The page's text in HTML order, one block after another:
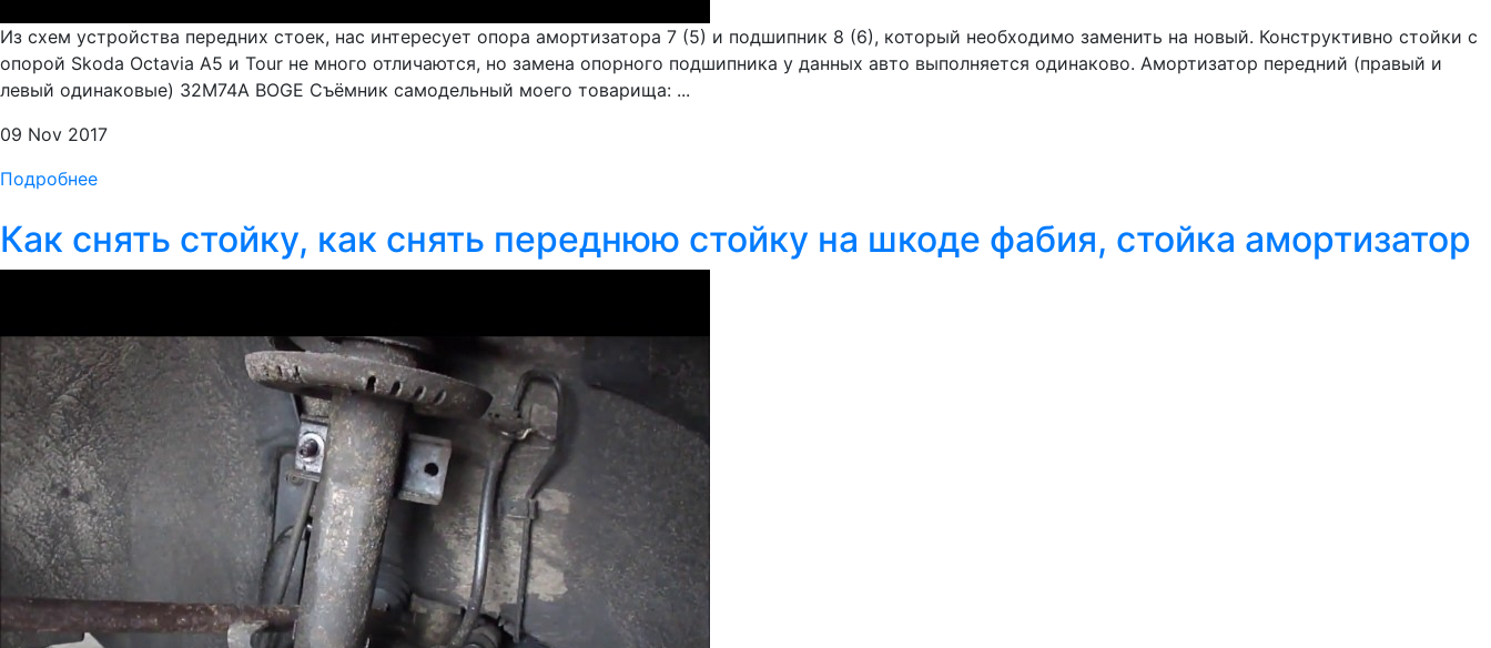
Из схем устройства передних стоек, нас интересует опора амортизатора 7 (5) и подшипник 8 (6), который необходимо заменить на новый. Конструктивно стойки с
опорой Skoda Octavia А5 и Tour не много отличаются, но замена опорного подшипника у данных авто выполняется одинаково. Амортизатор передний (правый и
левый одинаковые) 32M74A BOGE Съёмник самодельный моего товарища: ...
09 Nov 2017
Подробнее
Как снять стойку, как снять переднюю стойку на шкоде фабия, стойка амортизатор